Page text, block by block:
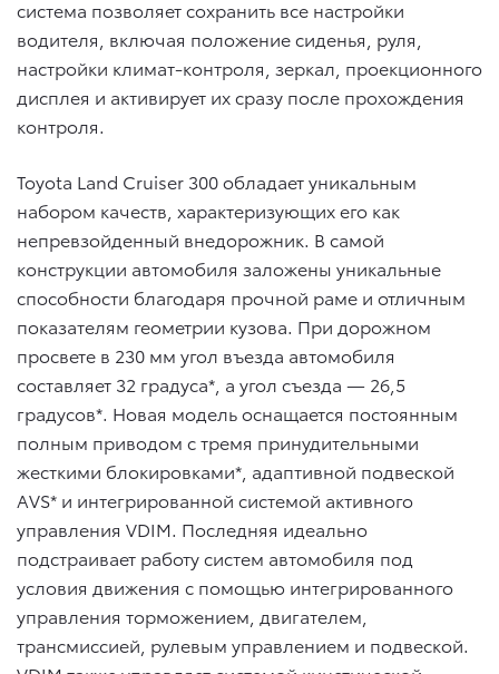
система позволяет сохранить все настройки
водителя, включая положение сиденья, руля,
настройки климат-контроля, зеркал, проекционного
дисплея и активирует их сразу после прохождения
контроля.
Toyota Land Cruiser 300 обладает уникальным
набором качеств, характеризующих его как
непревзойденный внедорожник. В самой
конструкции автомобиля заложены уникальные
способности благодаря прочной раме и отличным
показателям геометрии кузова. При дорожном
просвете в 230 мм угол въезда автомобиля
составляет 32 градуса*, а угол съезда — 26,5
градусов*. Новая модель оснащается постоянным
полным приводом с тремя принудительными
жесткими блокировками*, адаптивной подвеской
AVS* и интегрированной системой активного
управления VDIM. Последняя идеально
подстраивает работу систем автомобиля под
условия движения с помощью интегрированного
управления торможением, двигателем,
трансмиссией, рулевым управлением и подвеской.